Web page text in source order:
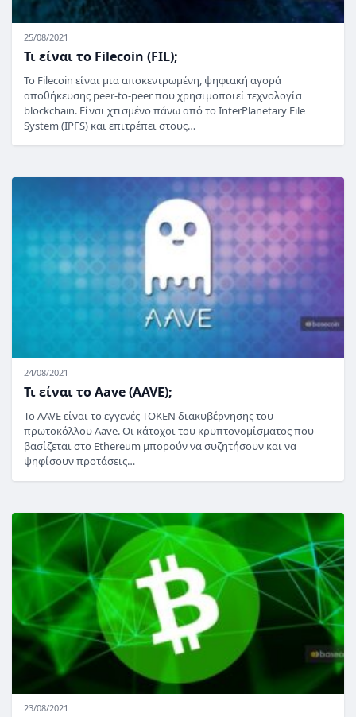
25/08/2021
Τι είναι το Filecoin (FIL);
Το Filecoin είναι μια αποκεντρωμένη, ψηφιακή αγορά
αποθήκευσης peer-to-peer που χρησιμοποιεί τεχνολογία
blockchain. Είναι χτισμένο πάνω από το InterPlanetary File
System (IPFS) και επιτρέπει στους…
24/08/2021
Τι είναι το Aave (AAVE);
Το AAVE είναι το εγγενές TOKEN διακυβέρνησης του
πρωτοκόλλου Aave. Οι κάτοχοι του κρυπτονομίσματος που
βασίζεται στο Ethereum μπορούν να συζητήσουν και να
ψηφίσουν προτάσεις…
23/08/2021